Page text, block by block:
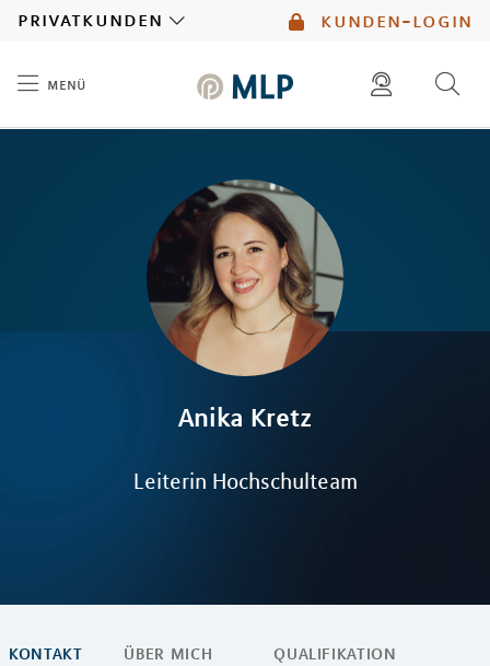
kunden-login
privatkunden
menü
mlp berater finden
Anika Kretz
Leiterin Hochschulteam
KONTAKT ÜBER MICH QUALIFIKATION